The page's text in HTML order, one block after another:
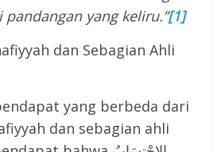
yang keliru.”[1]
dan Sebagian Ahli
yang berbeda dari
dan sebagian ahli